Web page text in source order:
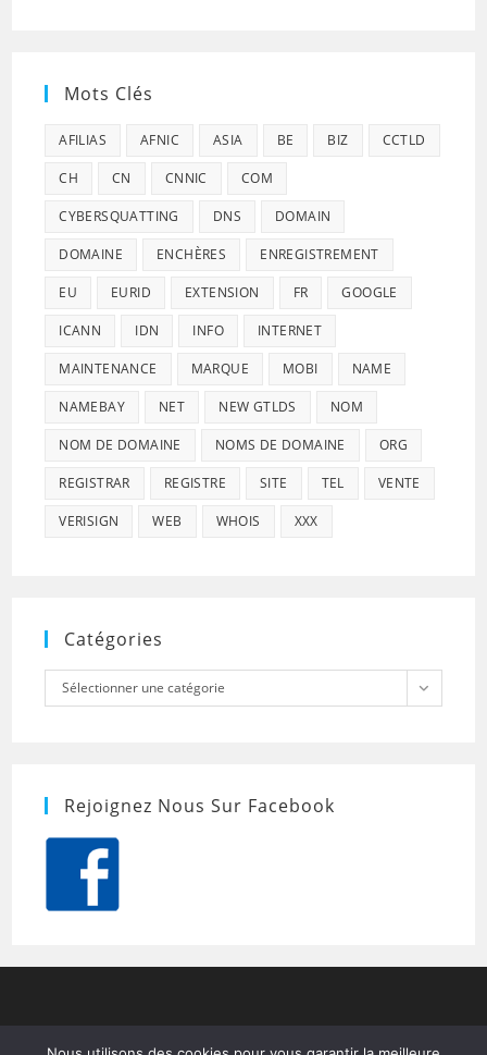
Mots Clés
AFILIAS AFNIC ASIA BE BIZ CCTLD
CH CN CNNIC COM
CYBERSQUATTING DNS DOMAIN
DOMAINE ENCHÈRES ENREGISTREMENT
EU EURID EXTENSION FR GOOGLE
ICANN IDN INFO INTERNET
MAINTENANCE MARQUE MOBI NAME
NAMEBAY NET NEW GTLDS NOM
NOM DE DOMAINE NOMS DE DOMAINE ORG
REGISTRAR REGISTRE SITE TEL VENTE
VERISIGN WEB WHOIS XXX
Catégories
Catégories
Sélectionner une catégorie
Rejoignez Nous Sur Facebook